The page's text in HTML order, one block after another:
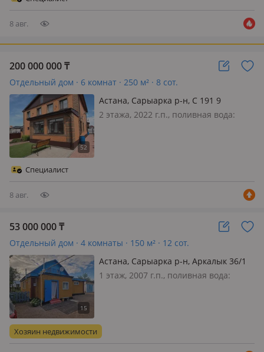
8 авг.
200 000 000₸
Отдельный дом · 6 комнат · 250 м² · 8 сот.
Астана, Сарыарка р-н, С 191 9
2 этажа, 2022 г.п., поливная вода:
Специалист
8 авг.
53 000 000₸
Отдельный дом · 4 комнаты · 150 м² · 12 сот.
Астана, Сарыарка р-н, Аркалык 36/1
— Коктал 2
1 этаж, 2007 г.п., поливная вода:
жилой дом в коктал 2 На продажу
предлагается тёплый,
Хозяин недвижимости